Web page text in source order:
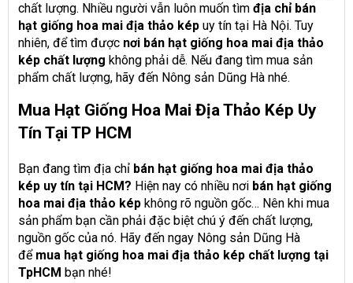
chất lượng. Nhiều người vẫn luôn muốn tìm địa chỉ bán
hạt giống hoa mai địa thảo kép uy tín tại Hà Nội. Tuy
nhiên, để tìm được nơi bán hạt giống hoa mai địa thảo
kép chất lượng không phải dễ. Nếu đang tìm mua sản
phẩm chất lượng, hãy đến Nông sản Dũng Hà nhé.
Mua Hạt Giống Hoa Mai Địa Thảo Kép Uy
Tín Tại TP HCM
Bạn đang tìm địa chỉ bán hạt giống hoa mai địa thảo
kép uy tín tại HCM? Hiện nay có nhiều nơi bán hạt giống
hoa mai địa thảo kép không rõ nguồn gốc… Nên khi mua
sản phẩm bạn cần phải đặc biệt chú ý đến chất lượng,
nguồn gốc của nó. Hãy đến ngay Nông sản Dũng Hà
để mua hạt giống hoa mai địa thảo kép chất lượng tại
TpHCM bạn nhé!